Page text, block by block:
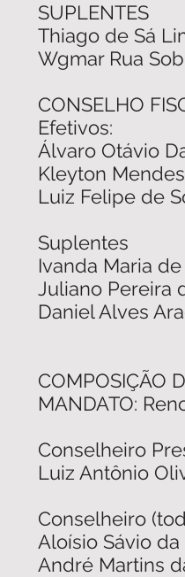
SUPLENTES
Thiago de Sá
Wgmar Rua
CONSELHO
Efetivos:
Álvaro Otávio
Kleyton
Luiz Felipe de
Suplentes
Ivanda Maria
Juliano Pereira
Daniel Alves
COMPOSIÇÃO
MANDATO:
Conselheiro
Luiz Antônio
Conselheiro
Aloísio Sávio
André Martins